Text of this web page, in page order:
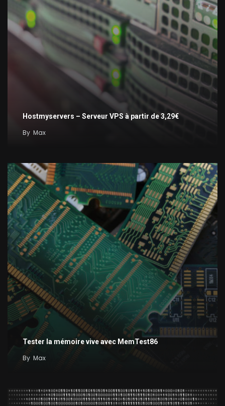
Hostmyservers – Serveur VPS à partir de 3,29€
By Max
Tester la mémoire vive avec MemTest86
By Max